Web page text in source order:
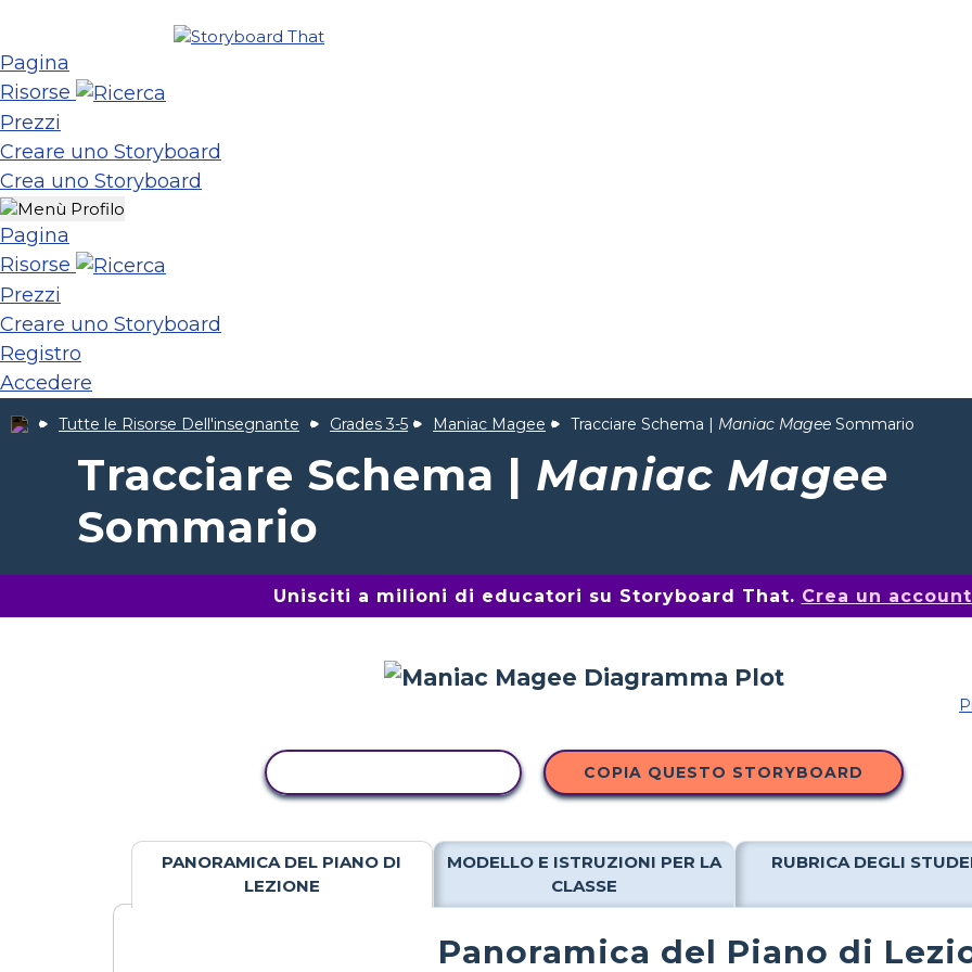
Pagina
Risorse
Prezzi
Creare uno Storyboard
Crea uno Storyboard
Pagina
Risorse
Prezzi
Creare uno Storyboard
Registro
Accedere
Tutte le Risorse Dell'insegnante Grades 3-5 Maniac Magee Tracciare Schema | Maniac Magee Sommario
Tracciare Schema | Maniac Magee
Sommario
Unisciti a milioni di educatori su Storyboard That. Crea un
COPIA QUESTO STORYBOARD
PANORAMICA DEL PIANO DI
LEZIONE
MODELLO E ISTRUZIONI PER LA
CLASSE
RUBRICA DEGLI
Panoramica del Piano di